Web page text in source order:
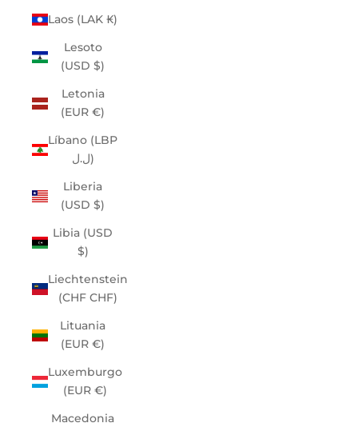
Laos (LAK ₭)
Lesoto
(USD $)
Letonia
(EUR €)
Líbano (LBP
ل.ل)
Liberia
(USD $)
Libia (USD
$)
Liechtenstein
(CHF CHF)
Lituania
(EUR €)
Luxemburgo
(EUR €)
Macedonia